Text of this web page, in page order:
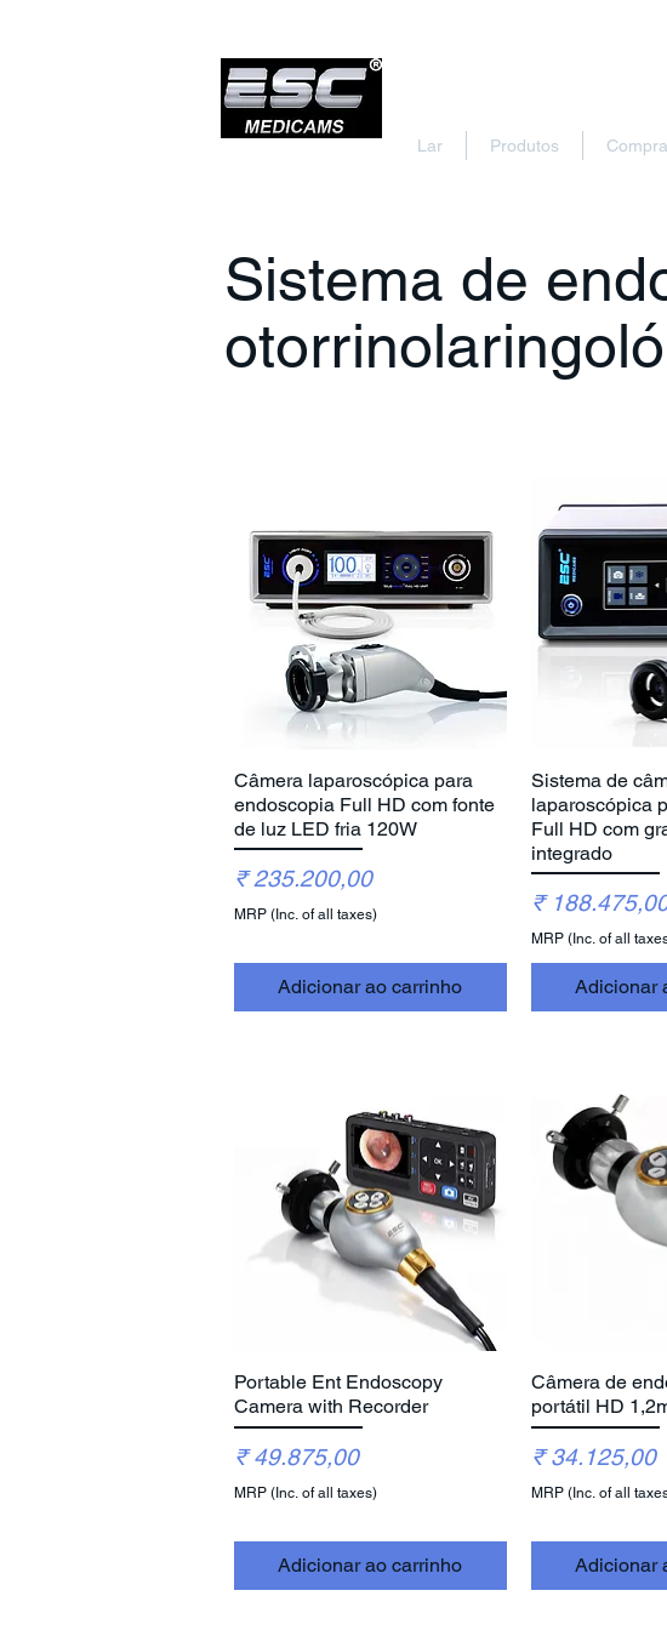
Lar Produtos
Sistema de
Visualização rápida
Câmera laparoscópica para
endoscopia Full HD com fonte
de luz LED fria 120W
Preço
₹ 235.200,00
MRP (Inc. of all taxes)
Adicionar ao carrinho
Sistema de
laparoscópica
Full HD com
integrado
Preço
₹
MRP (Inc. of all
Adicionar
Visualização rápida
Portable Ent Endoscopy
Camera with Recorder
Preço
₹ 49.875,00
MRP (Inc. of all taxes)
Adicionar ao carrinho
Câmera de
portátil HD
Preço
₹ 34.125,00
MRP (Inc. of all
Adicionar